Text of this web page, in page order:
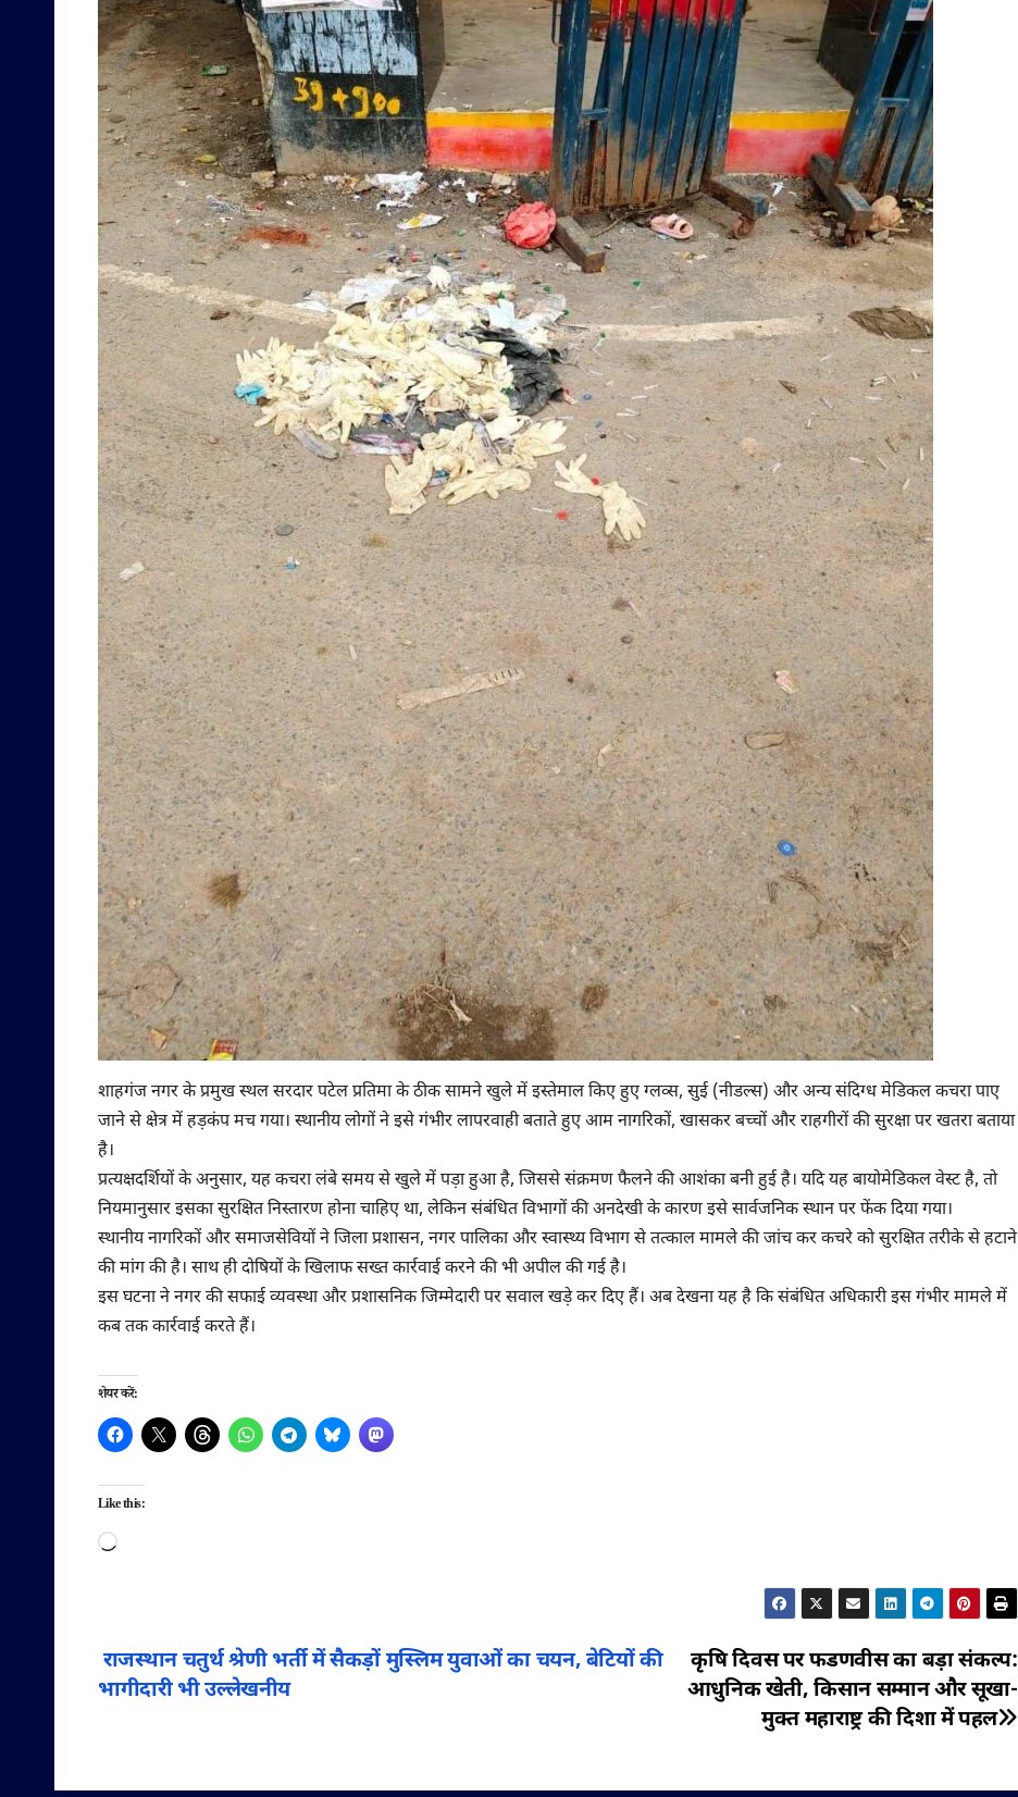
शाहगंज नगर के प्रमुख स्थल सरदार पटेल प्रतिमा के ठीक सामने खुले में इस्तेमाल किए हुए ग्लव्स, सुई (नीडल्स) और अन्य संदिग्ध मेडिकल कचरा पाए
जाने से क्षेत्र में हड़कंप मच गया। स्थानीय लोगों ने इसे गंभीर लापरवाही बताते हुए आम नागरिकों, खासकर बच्चों और राहगीरों की सुरक्षा पर खतरा बताया
है।
प्रत्यक्षदर्शियों के अनुसार, यह कचरा लंबे समय से खुले में पड़ा हुआ है, जिससे संक्रमण फैलने की आशंका बनी हुई है। यदि यह बायोमेडिकल वेस्ट है, तो
नियमानुसार इसका सुरक्षित निस्तारण होना चाहिए था, लेकिन संबंधित विभागों की अनदेखी के कारण इसे सार्वजनिक स्थान पर फेंक दिया गया।
स्थानीय नागरिकों और समाजसेवियों ने जिला प्रशासन, नगर पालिका और स्वास्थ्य विभाग से तत्काल मामले की जांच कर कचरे को सुरक्षित तरीके से हटाने
की मांग की है। साथ ही दोषियों के खिलाफ सख्त कार्रवाई करने की भी अपील की गई है।
इस घटना ने नगर की सफाई व्यवस्था और प्रशासनिक जिम्मेदारी पर सवाल खड़े कर दिए हैं। अब देखना यह है कि संबंधित अधिकारी इस गंभीर मामले में
कब तक कार्रवाई करते हैं।
शेयर करें:
Like this:
Loading…
पोस्ट
नेविगेशन
कृषि दिवस पर फडणवीस का बड़ा संकल्प:
आधुनिक खेती, किसान सम्मान और सूखा-
मुक्त महाराष्ट्र की दिशा में पहल
राजस्थान चतुर्थ श्रेणी भर्ती में सैकड़ों मुस्लिम युवाओं का चयन, बेटियों की
भागीदारी भी उल्लेखनीय